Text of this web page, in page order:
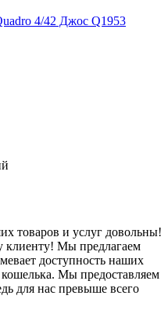
4/42 Джос Q1953
товаров и услуг довольны!
клиенту! Мы предлагаем
доступность наших
Мы предоставляем
для нас превыше всего